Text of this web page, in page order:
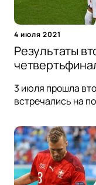
4 июля 2021
Результаты
3 июля прошла
встречались на